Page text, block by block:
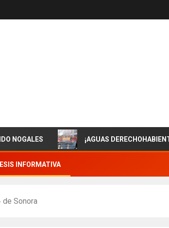
¡AGUAS DERECHOHABIENTES DE
INFORMATIVA
de Sonora